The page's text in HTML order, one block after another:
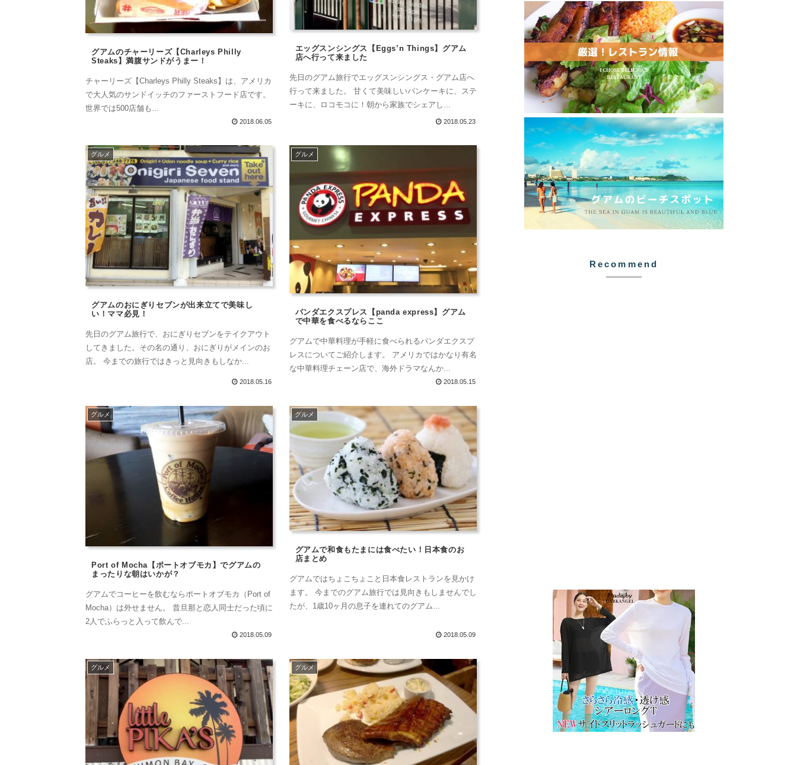
グアムのチャーリーズ【Charleys Philly
Steaks】満腹サンドがうまー！
チャーリーズ【Charleys Philly Steaks】は、アメリカ
で大人気のサンドイッチのファーストフード店です。
世界では500店舗も...
2018.06.05
エッグスンシングス【Eggs’n Things】グアム
店へ行って来ました
先日のグアム旅行でエッグスンシングス・グアム店へ
行って来ました。 甘くて美味しいパンケーキに、ステ
ーキに、ロコモコに！朝から家族でシェアし...
2018.05.23
グルメ
グアムのおにぎりセブンが出来立てで美味し
い！ママ必見！
先日のグアム旅行で、おにぎりセブンをテイクアウト
してきました。その名の通り、おにぎりがメインのお
店。 今までの旅行ではきっと見向きもしなか...
2018.05.16
グルメ
パンダエクスプレス【panda express】グアム
で中華を食べるならここ
グアムで中華料理が手軽に食べられるパンダエクスプ
レスについてご紹介します。 アメリカではかなり有名
な中華料理チェーン店で、海外ドラマなんか...
2018.05.15
グルメ
Port of Mocha【ポートオブモカ】でグアムの
まったりな朝はいかが？
グアムでコーヒーを飲むならポートオブモカ（Port of
Mocha）は外せません。 昔旦那と恋人同士だった頃に
2人でふらっと入って飲んで...
2018.05.09
グルメ
グアムで和食もたまには食べたい！日本食のお
店まとめ
グアムではちょこちょこと日本食レストランを見かけ
ます。 今までのグアム旅行では見向きもしませんでし
たが、1歳10ヶ月の息子を連れてのグアム...
2018.05.09
グルメ グルメ
Recommend